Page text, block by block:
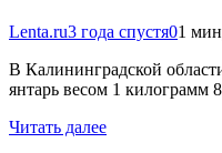
Lenta.ru3 года спустя01
В Калининградской
янтарь весом 1 килограмм
Читать далее